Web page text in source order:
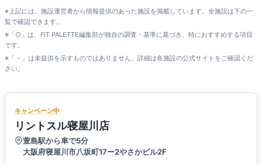
※上記には、施設運営者から情報提供のあった施設を掲載しています。全施設は下の一
覧で確認できます。
※「○」は、FIT PALETTE編集部が独自の調査・基準に基づき、特におすすめする項目
です。
※「－」は未提供を示すものではありません。詳細は各施設の公式サイトをご確認くだ
さい。
キャンペーン中
リントスル寝屋川店
萱島駅から車で5分
大阪府寝屋川市八坂町17ー2やさかビル2F